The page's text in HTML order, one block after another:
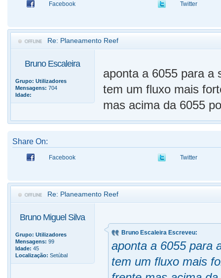
Facebook Twitter
Re: Planeamento Reef
Bruno Escaleira
Grupo: Utilizadores
Mensagens: 704
Idade:
aponta a 6055 para a
tem um fluxo mais
mas acima da 6055
Share On:
Facebook Twitter
Re: Planeamento Reef
Bruno Miguel Silva
Grupo: Utilizadores
Mensagens: 99
Idade: 45
Localização: Setúbal
Bruno Escaleira Escreveu:
aponta a 6055 para
tem um fluxo mais